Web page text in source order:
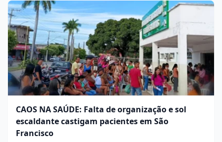
CAOS NA SAÚDE: Falta de organização e sol
escaldante castigam pacientes em São
Francisco